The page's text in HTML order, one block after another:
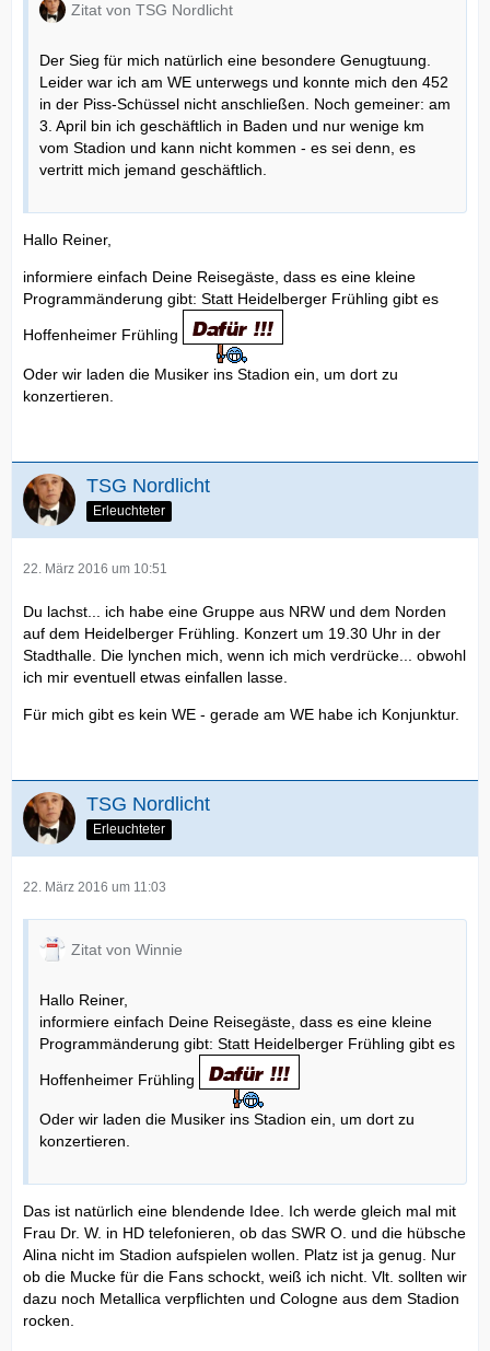
Zitat von TSG Nordlicht
Der Sieg für mich natürlich eine besondere Genugtuung.
Leider war ich am WE unterwegs und konnte mich den 452
in der Piss-Schüssel nicht anschließen. Noch gemeiner: am
3. April bin ich geschäftlich in Baden und nur wenige km
vom Stadion und kann nicht kommen - es sei denn, es
vertritt mich jemand geschäftlich.
Hallo Reiner,
informiere einfach Deine Reisegäste, dass es eine kleine
Programmänderung gibt: Statt Heidelberger Frühling gibt es
Hoffenheimer Frühling
Oder wir laden die Musiker ins Stadion ein, um dort zu
konzertieren.
TSG Nordlicht
Erleuchteter
22. März 2016 um 10:51
Du lachst... ich habe eine Gruppe aus NRW und dem Norden
auf dem Heidelberger Frühling. Konzert um 19.30 Uhr in der
Stadthalle. Die lynchen mich, wenn ich mich verdrücke... obwohl
ich mir eventuell etwas einfallen lasse.
Für mich gibt es kein WE - gerade am WE habe ich Konjunktur.
TSG Nordlicht
Erleuchteter
22. März 2016 um 11:03
Zitat von Winnie
Hallo Reiner,
informiere einfach Deine Reisegäste, dass es eine kleine
Programmänderung gibt: Statt Heidelberger Frühling gibt es
Hoffenheimer Frühling
Oder wir laden die Musiker ins Stadion ein, um dort zu
konzertieren.
Das ist natürlich eine blendende Idee. Ich werde gleich mal mit
Frau Dr. W. in HD telefonieren, ob das SWR O. und die hübsche
Alina nicht im Stadion aufspielen wollen. Platz ist ja genug. Nur
ob die Mucke für die Fans schockt, weiß ich nicht. Vlt. sollten wir
dazu noch Metallica verpflichten und Cologne aus dem Stadion
rocken.